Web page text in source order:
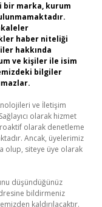
bir marka, kurum
haber niteliği
hakkında
ve kişiler ile isim
bilgiler
ve İletişim
olarak hizmet
olarak denetleme
Ancak, üyelerimiz
olup, siteye üye olarak
düşündüğünüz
bildirmeniz
kaldırılacaktır.